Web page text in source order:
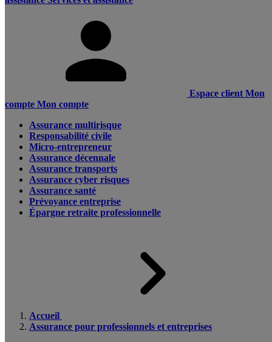
Espace client Mon
compte Mon compte
Assurance multirisque
Responsabilité civile
Micro-entrepreneur
Assurance décennale
Assurance transports
Assurance cyber risques
Assurance santé
Prévoyance entreprise
Épargne retraite professionnelle
Accueil
Assurance pour professionnels et entreprises